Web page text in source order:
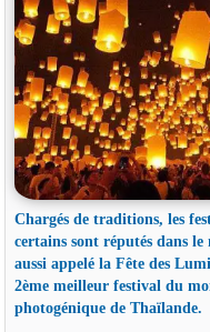
Chargés de traditions, les
certains sont réputés dans
aussi appelé la Fête des
2ème meilleur festival du
photogénique de Thaïlande.